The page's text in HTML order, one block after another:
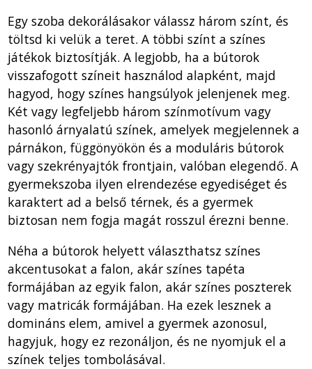
Egy szoba dekorálásakor válassz három színt, és
töltsd ki velük a teret. A többi színt a színes
játékok biztosítják. A legjobb, ha a bútorok
visszafogott színeit használod alapként, majd
hagyod, hogy színes hangsúlyok jelenjenek meg.
Két vagy legfeljebb három színmotívum vagy
hasonló árnyalatú színek, amelyek megjelennek a
párnákon, függönyökön és a moduláris bútorok
vagy szekrényajtók frontjain, valóban elegendő. A
gyermekszoba ilyen elrendezése egyediséget és
karaktert ad a belső térnek, és a gyermek
biztosan nem fogja magát rosszul érezni benne.
Néha a bútorok helyett választhatsz színes
akcentusokat a falon, akár színes tapéta
formájában az egyik falon, akár színes poszterek
vagy matricák formájában. Ha ezek lesznek a
domináns elem, amivel a gyermek azonosul,
hagyjuk, hogy ez rezonáljon, és ne nyomjuk el a
színek teljes tombolásával.